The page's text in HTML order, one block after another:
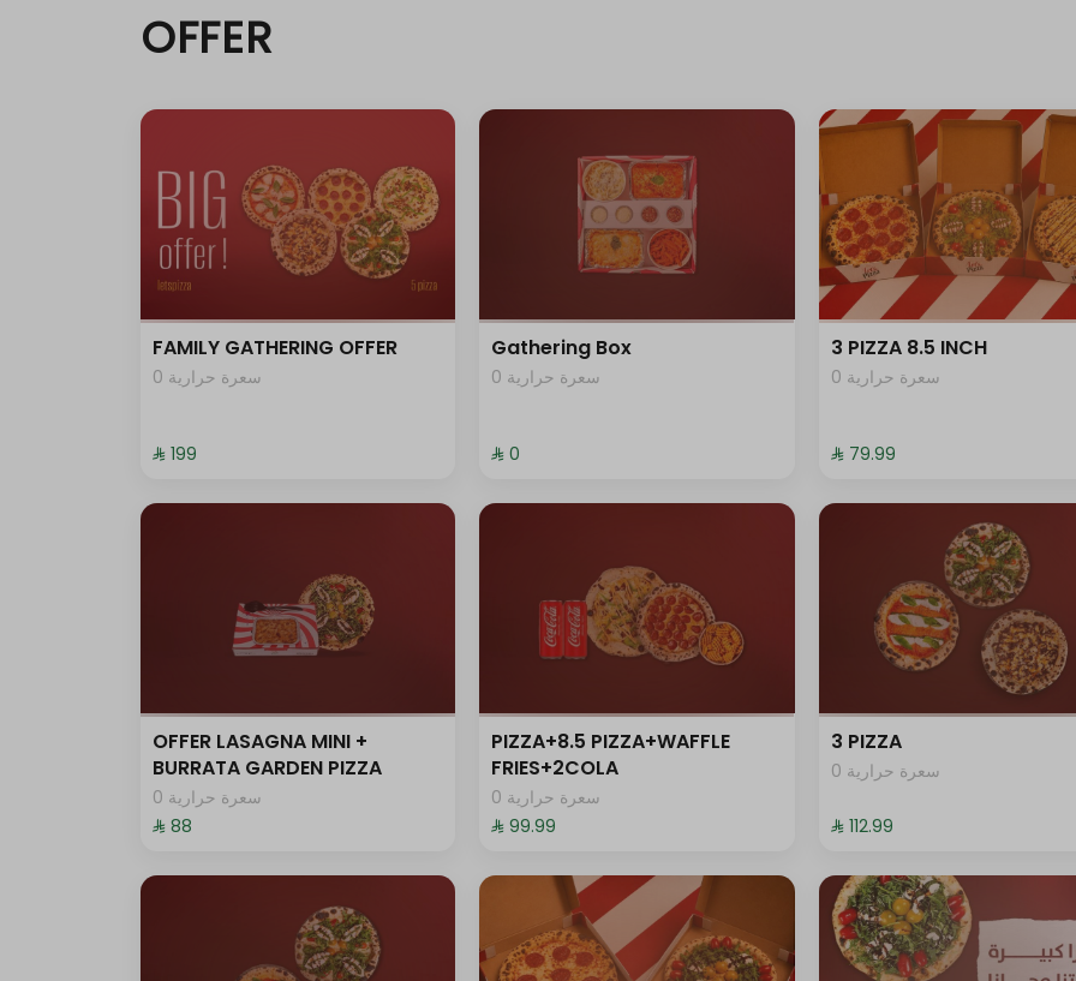
OFFER
FAMILY GATHERING OFFER
0 سعرة حرارية
⁨⁦‪‬ 199⁩
Gathering Box
0 سعرة حرارية
⁨⁦‪‬ 0⁩
3 PIZZA 8.5 INCH
0 سعرة حرارية
⁨⁦‪‬ 79.99⁩
OFFER LASAGNA MINI +
BURRATA GARDEN PIZZA
0 سعرة حرارية
⁨⁦‪‬ 88⁩
PIZZA+8.5 PIZZA+WAFFLE
FRIES+2COLA
0 سعرة حرارية
⁨⁦‪‬ 99.99⁩
3 PIZZA
0 سعرة حرارية
⁨⁦‪‬ 112.99⁩